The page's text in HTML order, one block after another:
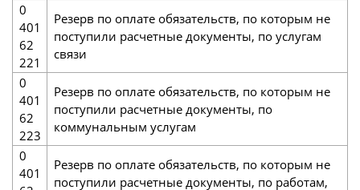
0
401
62
221
Резерв по оплате обязательств, по которым не
поступили расчетные документы, по услугам
связи
0
401
62
223
Резерв по оплате обязательств, по которым не
поступили расчетные документы, по
коммунальным услугам
0
401
Резерв по оплате обязательств, по которым не
поступили расчетные документы, по работам,